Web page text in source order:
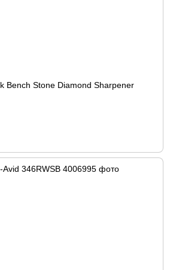
Bench Stone Diamond Sharpener